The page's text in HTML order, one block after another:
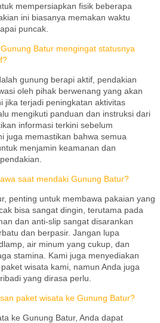
mempersiapkan fisik beberapa
ini biasanya memakan waktu
puncak.
Batur mengingat statusnya
gunung berapi aktif, pendakian
oleh pihak berwenang yang akan
jika terjadi peningkatan aktivitas
mengikuti panduan dan instruksi dari
informasi terkini sebelum
juga memastikan bahwa semua
menjamin keamanan dan
saat mendaki Gunung Batur?
penting untuk membawa pakaian yang
bisa sangat dingin, terutama pada
dan anti-slip sangat disarankan
dan berpasir. Jangan lupa
air minum yang cukup, dan
stamina. Kami juga menyediakan
wisata kami, namun Anda juga
yang dirasa perlu.
paket wisata ke Gunung Batur?
ke Gunung Batur, Anda dapat